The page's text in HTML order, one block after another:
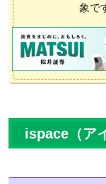
象で
ispace（ア